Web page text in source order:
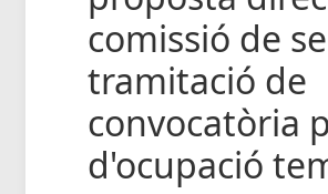
comissió de
tramitació de
convocatòria
d'ocupació